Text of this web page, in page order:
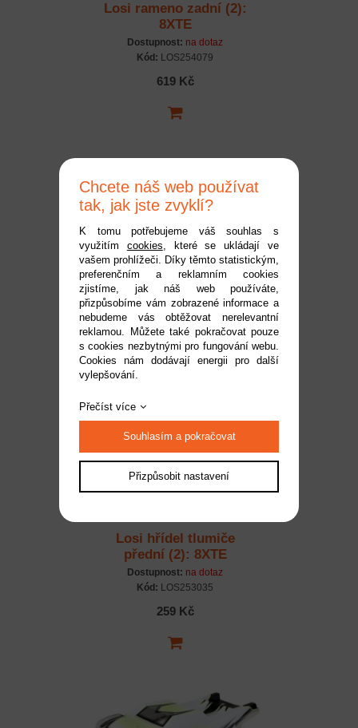
Losi rameno zadní (2):
8XTE
Dostupnost: na dotaz
Kód: LOS254079
619 Kč
Losi hřídel tlumiče zadní
(2): 8XTE
Dostupnost: na dotaz
Kód:
LOS253036
259 Kč
Losi hřídel tlumiče
přední (2): 8XTE
Dostupnost: na dotaz
Kód: LOS253035
259 Kč
Chcete náš web používat
tak, jak jste zvyklí?
K tomu potřebujeme váš souhlas s
využitím cookies, které se ukládají ve
vašem prohlížeči. Díky těmto statistickým,
preferenčním a reklamním cookies
zjistíme, jak náš web používáte,
přizpůsobíme vám zobrazené informace a
nebudeme vás obtěžovat nerelevantní
reklamou. Můžete také pokračovat pouze
s cookies nezbytnými pro fungování webu.
Cookies nám dodávají energii pro další
vylepšování.
Přečíst více
Souhlasím a pokračovat
Přizpůsobit nastavení